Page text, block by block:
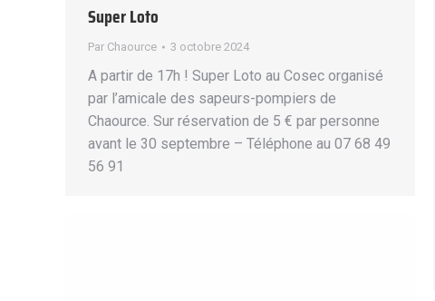
Super Loto
Par Chaource 3 octobre 2024
A partir de 17h ! Super Loto au Cosec organisé
par l’amicale des sapeurs-pompiers de
Chaource. Sur réservation de 5 € par personne
avant le 30 septembre – Téléphone au 07 68 49
56 91